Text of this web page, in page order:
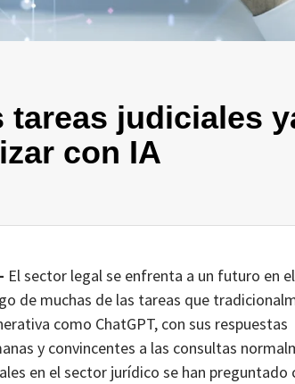
tareas judiciales
con IA
El sector legal se enfrenta a un futuro en
de muchas de las tareas que
como ChatGPT, con sus respuestas
y convincentes a las consultas
en el sector jurídico se han preguntado